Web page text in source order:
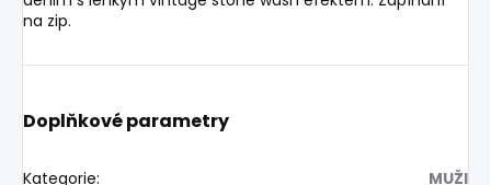
na zip.
Doplňkové parametry
Kategorie: MUŽI